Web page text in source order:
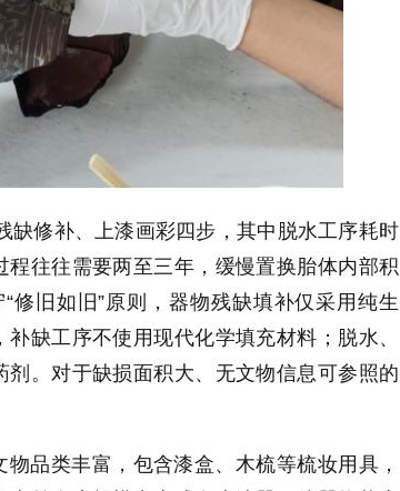
缺修补、上漆画彩四步，其中脱水工序耗时
往往需要两至三年，缓慢置换胎体内部积
修旧如旧”原则，器物残缺填补仅采用纯生
缺工序不使用现代化学填充材料；脱水、
。对于缺损面积大、无文物信息可参照的
品类丰富，包含漆盒、木梳等梳妆用具，